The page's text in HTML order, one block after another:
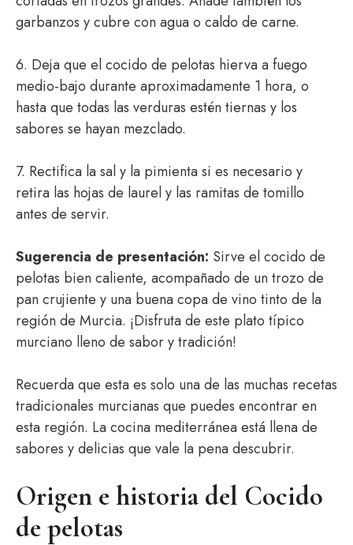
garbanzos y cubre con agua o caldo de carne.
6. Deja que el cocido de pelotas hierva a fuego
medio-bajo durante aproximadamente 1 hora, o
hasta que todas las verduras estén tiernas y los
sabores se hayan mezclado.
7. Rectifica la sal y la pimienta si es necesario y
retira las hojas de laurel y las ramitas de tomillo
antes de servir.
Sugerencia de presentación: Sirve el cocido de
pelotas bien caliente, acompañado de un trozo de
pan crujiente y una buena copa de vino tinto de la
región de Murcia. ¡Disfruta de este plato típico
murciano lleno de sabor y tradición!
Recuerda que esta es solo una de las muchas recetas
tradicionales murcianas que puedes encontrar en
esta región. La cocina mediterránea está llena de
sabores y delicias que vale la pena descubrir.
Origen e historia del Cocido
de pelotas